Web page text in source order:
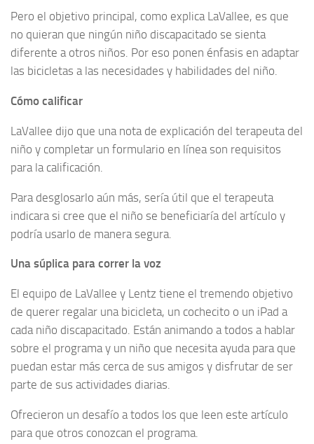
Pero el objetivo principal, como explica LaVallee, es que
no quieran que ningún niño discapacitado se sienta
diferente a otros niños. Por eso ponen énfasis en adaptar
las bicicletas a las necesidades y habilidades del niño.
Cómo calificar
LaVallee dijo que una nota de explicación del terapeuta del
niño y completar un formulario en línea son requisitos
para la calificación.
Para desglosarlo aún más, sería útil que el terapeuta
indicara si cree que el niño se beneficiaría del artículo y
podría usarlo de manera segura.
Una súplica para correr la voz
El equipo de LaVallee y Lentz tiene el tremendo objetivo
de querer regalar una bicicleta, un cochecito o un iPad a
cada niño discapacitado. Están animando a todos a hablar
sobre el programa y un niño que necesita ayuda para que
puedan estar más cerca de sus amigos y disfrutar de ser
parte de sus actividades diarias.
Ofrecieron un desafío a todos los que leen este artículo
para que otros conozcan el programa.